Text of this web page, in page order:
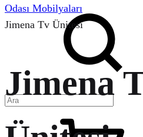
Ara
Odası Mobilyaları
Jimena Tv Ünitesi
Jimena